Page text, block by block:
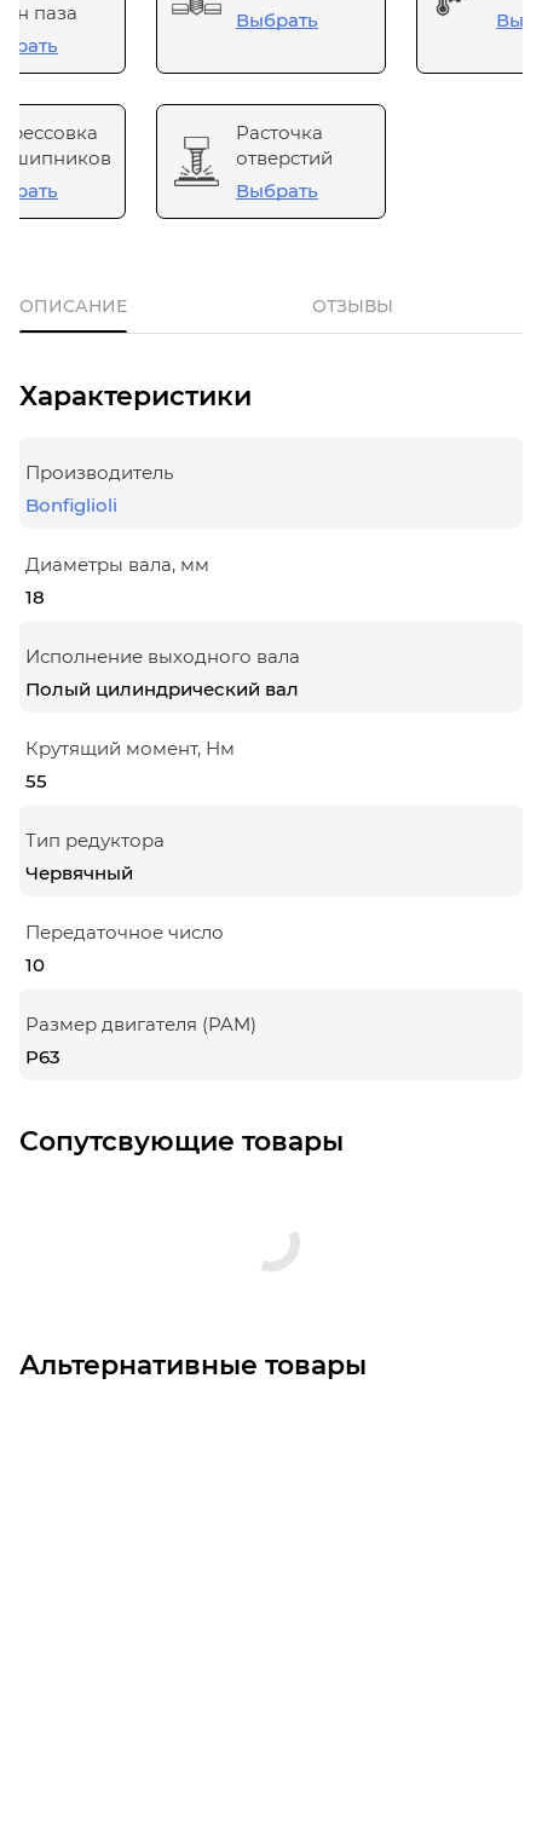
паза
Выбрать
Расточка
отверстий
Выбрать
ОПИСАНИЕ ОТЗЫВЫ
Характеристики
Производитель
Bonfiglioli
Диаметры вала, мм
18
Исполнение выходного вала
Полый цилиндрический вал
Крутящий момент, Нм
55
Тип редуктора
Червячный
Передаточное число
10
Размер двигателя (PAM)
P63
Сопутсвующие товары
Альтернативные товары